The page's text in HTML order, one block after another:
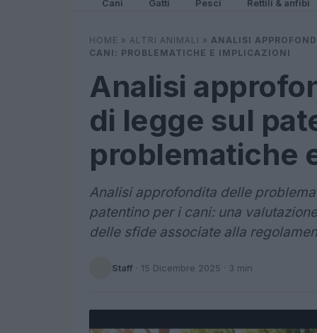
Cani Gatti Pesci Rettili & anfibi
HOME » ALTRI ANIMALI » ANALISI
CANI: PROBLEMATICHE E IMPLICAZIONI
Analisi
di legge sul
problematiche
Analisi approfondita delle
patentino per i cani: una
delle sfide associate alla
Staff · 15 Dicembre 2025 · 3 min